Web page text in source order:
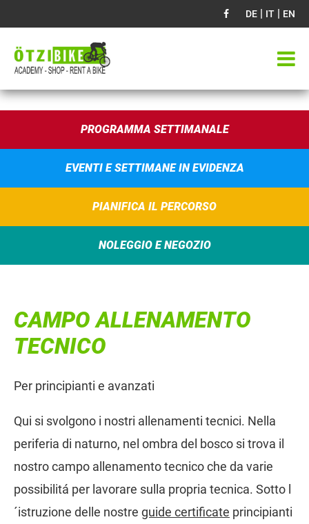
DE | IT | EN
PROGRAMMA SETTIMANALE
EVENTI E SETTIMANE IN EVIDENZA
PIANIFICA IL PERCORSO
NOLEGGIO E NEGOZIO
CAMPO ALLENAMENTO
TECNICO
Per principianti e avanzati
Qui si svolgono i nostri allenamenti tecnici. Nella
periferia di naturno, nel ombra del bosco si trova il
nostro campo allenamento tecnico che da varie
possibilitá per lavorare sulla propria tecnica. Sotto l
´istruzione delle nostre guide certificate principianti